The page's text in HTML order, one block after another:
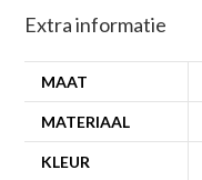
Extra informatie
MAAT
MATERIAAL
KLEUR